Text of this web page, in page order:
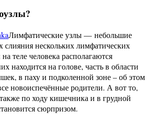
Лимфатические узлы — небольшие
слияния нескольких лимфатических
теле человека располагаются
находится на голове, часть в области
в паху и подколенной зоне – об этом
новоиспечённые родители. А вот то,
по ходу кишечника и в грудной
сюрпризом.